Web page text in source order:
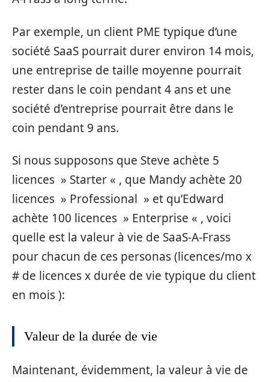
Par exemple, un client PME typique d’une
société SaaS pourrait durer environ 14 mois,
une entreprise de taille moyenne pourrait
rester dans le coin pendant 4 ans et une
société d’entreprise pourrait être dans le
coin pendant 9 ans.
Si nous supposons que Steve achète 5
licences » Starter « , que Mandy achète 20
licences » Professional » et qu’Edward
achète 100 licences » Enterprise « , voici
quelle est la valeur à vie de SaaS-A-Frass
pour chacun de ces personas (licences/mo x
# de licences x durée de vie typique du client
en mois ):
Valeur de la durée de vie
Maintenant, évidemment, la valeur à vie de